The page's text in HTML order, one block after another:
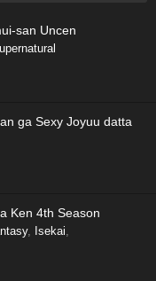
san Uncen
ga Sexy Joyuu datta
Ken 4th Season
, Isekai